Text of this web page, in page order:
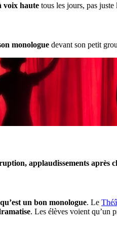
voix haute tous les jours, pas
monologue devant son petit
applaudissements après
un bon monologue. Le
. Les élèves voient qu’un